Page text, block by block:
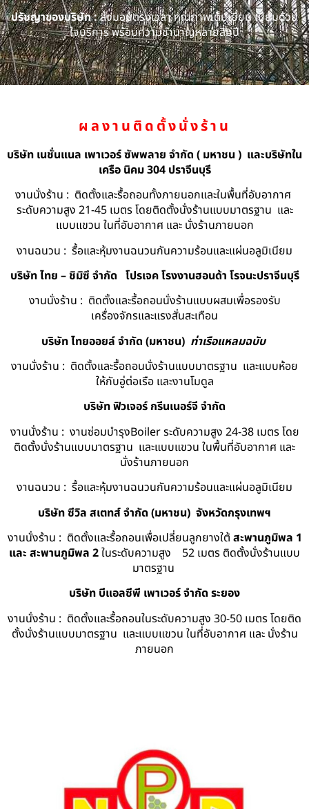
ปรัชญาของบริษัท :ส่งมอบตรงเวลา คุณภาพเต็มเยี่ยม เปี่ยมด้วย
ใจบริการ พร้อมความชำนาญหลายสิบปี
ผลงานติดตั้งนั่งร้าน
บริษัท เนชั่นแนล เพาเวอร์ ซัพพลาย จำกัด ( มหาชน ) และบริษัทใน
เครือ นิคม 304 ปราจีนบุรี
งานนั่งร้าน : ติดตั้งและรื้อถอนทั้งภายนอกและในพื้นที่อับอากาศ
ระดับความสูง 21-45 เมตร โดยติดตั้งนั่งร้านแบบมาตรฐาน และ
แบบแขวน ในที่อับอากาศ และ นั่งร้านภายนอก
งานฉนวน : รื้อและหุ้มงานฉนวนกันความร้อนและแผ่นอลูมิเนียม
บริษัท ไทย – ชิมิซึ จำกัด โปรเจค โรงงานฮอนด้า โรจนะปราจีนบุรี
งานนั่งร้าน : ติดตั้งและรื้อถอนนั่งร้านแบบผสมเพื่อรองรับ
เครื่องจักรและแรงสั่นสะเทือน
บริษัท ไทยออยล์ จํากัด (มหาชน) ท่าเรือแหลมฉบับ
งานนั่งร้าน : ติดตั้งและรื้อถอนนั่งร้านแบบมาตรฐาน และแบบห้อย
ให้กับอู่ต่อเรือ และงานโมดูล
บริษัท ฟิวเจอร์ กรีนเนอร์จี จำกัด
งานนั่งร้าน : งานซ่อมบำรุงBoiler ระดับความสูง 24-38 เมตร โดย
ติดตั้งนั่งร้านแบบมาตรฐาน และแบบแขวน ในพื้นที่อับอากาศ และ
นั่งร้านภายนอก
งานฉนวน : รื้อและหุ้มงานฉนวนกันความร้อนและแผ่นอลูมิเนียม
บริษัท ซีวิล สเตทส์ จำกัด (มหาชน) จังหวัดกรุงเทพฯ
งานนั่งร้าน : ติดตั้งและรื้อถอนเพื่อเปลี่ยนลูกยางใต้ สะพานภูมิพล 1
และ สะพานภูมิพล 2ในระดับความสูง 52 เมตร ติดตั้งนั่งร้านแบบ
มาตรฐาน
บริษัท บีแอลซีพี เพาเวอร์ จำกัด ระยอง
งานนั่งร้าน : ติดตั้งและรื้อถอนในระดับความสูง 30-50 เมตร โดยติด
ตั้งนั่งร้านแบบมาตรฐาน และแบบแขวน ในที่อับอากาศ และ นั่งร้าน
ภายนอก